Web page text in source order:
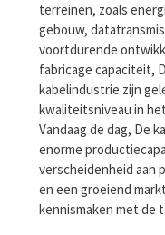
terreinen, zoals
gebouw,
voortdurende
fabricage capaciteit,
kabelindustrie zijn
kwaliteitsniveau in
Vandaag de dag, De
enorme
verscheidenheid aan
en een groeiend
kennismaken met de